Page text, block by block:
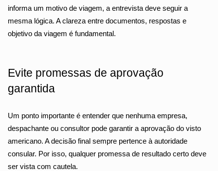
informa um motivo de viagem, a entrevista deve seguir a
mesma lógica. A clareza entre documentos, respostas e
objetivo da viagem é fundamental.
Evite promessas de aprovação
garantida
Um ponto importante é entender que nenhuma empresa,
despachante ou consultor pode garantir a aprovação do visto
americano. A decisão final sempre pertence à autoridade
consular. Por isso, qualquer promessa de resultado certo deve
ser vista com cautela.